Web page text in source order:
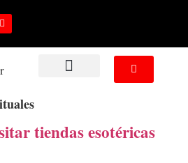
tiendas esotéricas